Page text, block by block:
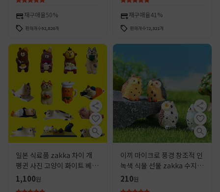
재구매율50%
판매개수92,820개
재구매율41%
판매개수72,321개
일본 식료품 zakka 차이 개
펭귄 사진 고양이 화이트 베어
간장 게으른 고양이 창조적 인
INS 수지 공예 장식품
1,100원
이끼 마이크로 풍경 창조적 인
녹색 식물 선물 zakka 수지
발 노출 올빼미 장식 장식품
210원